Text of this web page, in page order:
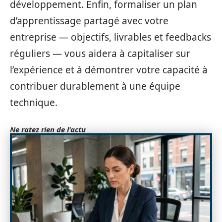
développement. Enfin, formaliser un plan
d’apprentissage partagé avec votre
entreprise — objectifs, livrables et feedbacks
réguliers — vous aidera à capitaliser sur
l’expérience et à démontrer votre capacité à
contribuer durablement à une équipe
technique.
Ne ratez rien de l'actu